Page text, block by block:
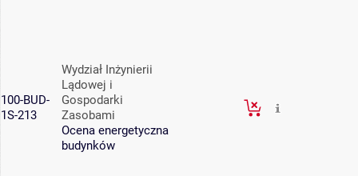
100-BUD-
1S-213
Wydział Inżynierii
Lądowej i
Gospodarki
Zasobami
Ocena energetyczna
budynków